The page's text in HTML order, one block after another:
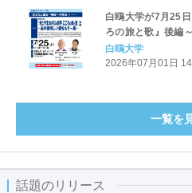
白鴎大学が7月25
ろの旅と歌』後編
開催 ― 落語家の桂
【白鴎大学フォーラ
白鴎大学
2026年07月01日
一覧を
話題のリリース